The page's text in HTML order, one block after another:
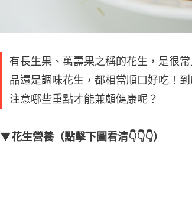
有長生果、萬壽果之稱的花生，是很
品還是調味花生，都相當順口好吃！
注意哪些重點才能兼顧健康呢？
▼花生營養（點擊下圖看清👇👇👇）